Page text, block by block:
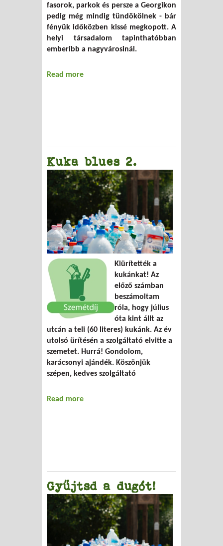
fasorok, parkok és persze a Georgikon
pedig még mindig tündökölnek - bár
fényük időközben kissé megkopott. A
helyi társadalom tapinthatóbban
emberibb a nagyvárosinál.
Read more
Kuka blues 2.
Kiürítették a
kukánkat! Az
előző számban
beszámoltam
róla, hogy július
óta kint állt az
utcán a teli (60 literes) kukánk. Az év
utolsó ürítésén a szolgáltató elvitte a
szemetet. Hurrá! Gondolom,
karácsonyi ajándék. Köszönjük
szépen, kedves szolgáltató
Read more
Gyűjtsd a dugót!